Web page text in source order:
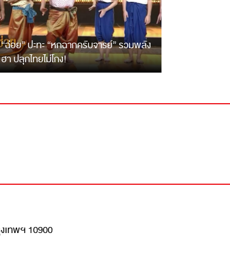
“ฉ่อย” ปะทะ “หกฉากครับจารย์” รวมพลัง
ฮา ปลุกไทยไม่โกง!
เทพฯ 10900